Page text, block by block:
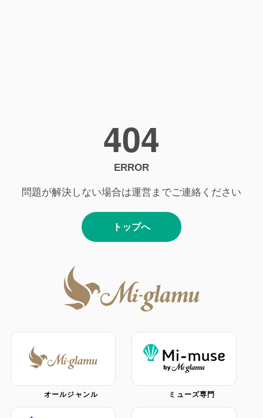
404
ERROR
問題が解決しない場合は運営までご連絡ください
トップへ
オールジャンル ミューズ専門